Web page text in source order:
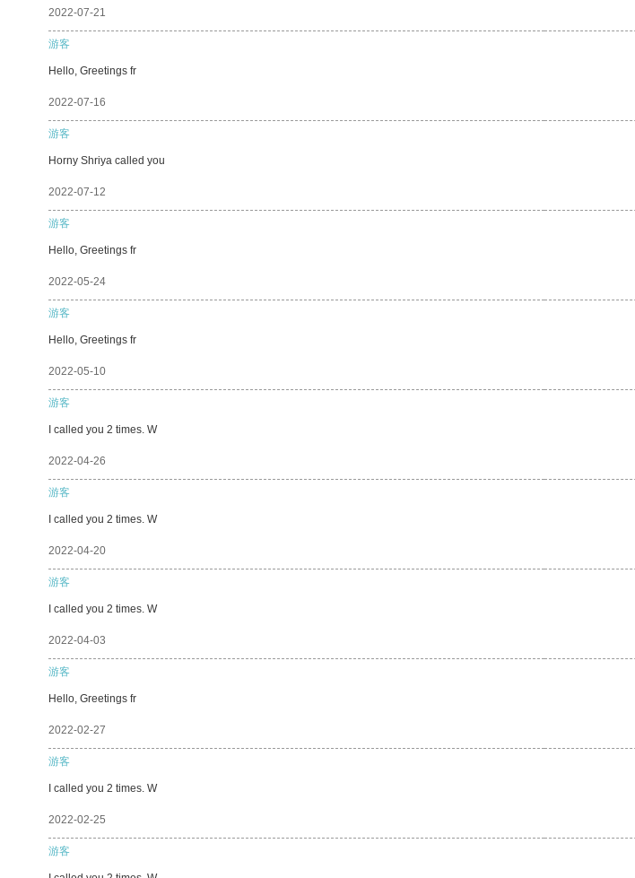
2022-07-21
游客
Hello, Greetings fr
2022-07-16
游客
Horny Shriya called you
2022-07-12
游客
Hello, Greetings fr
2022-05-24
游客
Hello, Greetings fr
2022-05-10
游客
I called you 2 times. W
2022-04-26
游客
I called you 2 times. W
2022-04-20
游客
I called you 2 times. W
2022-04-03
游客
Hello, Greetings fr
2022-02-27
游客
I called you 2 times. W
2022-02-25
游客